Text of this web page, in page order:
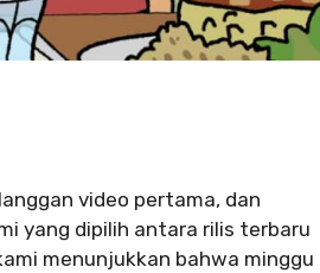
video pertama, dan
yang dipilih antara rilis terbaru
menunjukkan bahwa minggu